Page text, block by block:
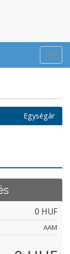
Egységár
0 HUF
AAM